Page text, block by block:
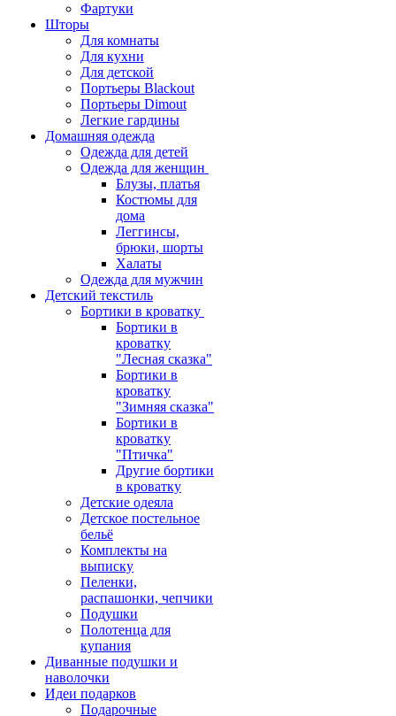
Фартуки
Шторы
Для комнаты
Для кухни
Для детской
Портьеры Blackout
Портьеры Dimout
Легкие гардины
Домашняя одежда
Одежда для детей
Одежда для женщин
Блузы, платья
Костюмы для
дома
Леггинсы,
брюки, шорты
Халаты
Одежда для мужчин
Детский текстиль
Бортики в кроватку
Бортики в
кроватку
"Лесная сказка"
Бортики в
кроватку
"Зимняя сказка"
Бортики в
кроватку
"Птичка"
Другие бортики
в кроватку
Детские одеяла
Детское постельное
бельё
Комплекты на
выписку
Пеленки,
распашонки, чепчики
Подушки
Полотенца для
купания
Диванные подушки и
наволочки
Идеи подарков
Подарочные